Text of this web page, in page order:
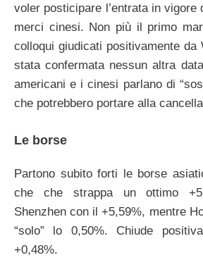
voler posticipare l’entrata in vigore
merci cinesi. Non più il primo
colloqui giudicati positivamente da
stata confermata nessun altra
americani e i cinesi parlano di
che potrebbero portare alla
Le borse
Partono subito forti le borse
che che strappa un ottimo
Shenzhen con il +5,59%, mentre
“solo” lo 0,50%. Chiude
+0,48%.